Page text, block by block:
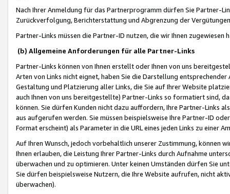
Nach Ihrer Anmeldung für das Partnerprogramm dürfen Sie Partner-
Zurückverfolgung, Berichterstattung und Abgrenzung der
Partner-Links müssen die Partner-ID nutzen, die wir Ihnen zugewiesen
(b) Allgemeine Anforderungen für alle Partner-Links
Partner-Links können von Ihnen erstellt oder Ihnen von uns
Arten von Links nicht eignet, haben Sie die Darstellung
Gestaltung und Platzierung aller Links, die Sie auf Ihrer Website
auch Ihnen von uns bereitgestellte) Partner-Links so formatiert sind,
können. Sie dürfen Kunden nicht dazu auffordern, Ihre Partner-Links
aus aufgerufen werden. Sie müssen beispielsweise Ihre Partner-ID
Format erscheint) als Parameter in die URL eines jeden Links zu einer
Auf Ihren Wunsch, jedoch vorbehaltlich unserer Zustimmung, können
Ihnen erlauben, die Leistung Ihrer Partner-Links durch Aufnahme
überwachen und zu optimieren. Unter keinen Umständen dürfen Sie
Sie dürfen beispielsweise Nutzern, die Ihre Website aufrufen, nicht
überwachen).